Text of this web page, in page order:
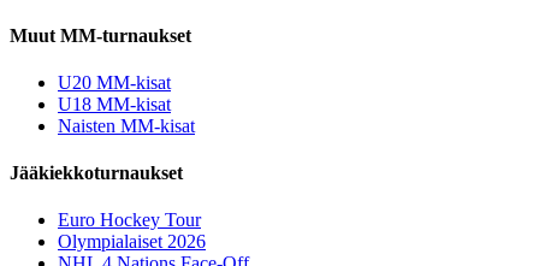
Muut MM-turnaukset
U20 MM-kisat
U18 MM-kisat
Naisten MM-kisat
Jääkiekkoturnaukset
Euro Hockey Tour
Olympialaiset 2026